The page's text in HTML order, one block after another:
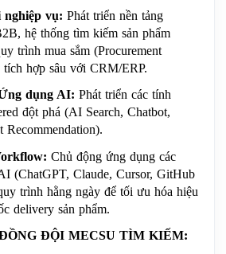
vụ: Phát triển nền tảng
hệ thống tìm kiếm sản phẩm
trình mua sắm (Procurement
hợp sâu với CRM/ERP.
dụng AI: Phát triển các tính
đột phá (AI Search, Chatbot,
Recommendation).
Chủ động ứng dụng các
(ChatGPT, Claude, Cursor, GitHub
trình hằng ngày để tối ưu hóa hiệu
delivery sản phẩm.
ĐỘI MECSU TÌM KIẾM: